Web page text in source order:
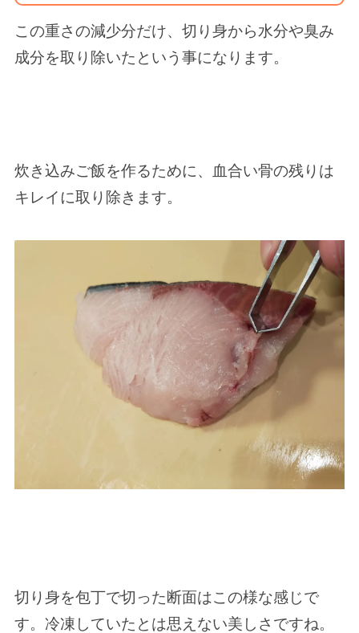
この重さの減少分だけ、切り身から水分や臭み
成分を取り除いたという事になります。
炊き込みご飯を作るために、血合い骨の残りは
キレイに取り除きます。
切り身を包丁で切った断面はこの様な感じで
す。冷凍していたとは思えない美しさですね。